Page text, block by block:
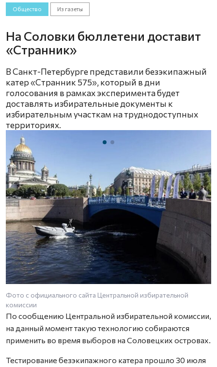
Общество Из газеты
На Соловки бюллетени доставит
«Странник»
В Санкт-Петербурге представили безэкипажный
катер «Странник 575», который в дни
голосования в рамках эксперимента будет
доставлять избирательные документы к
избирательным участкам на труднодоступных
территориях.
Фото с официального сайта Центральной избирательной
комиссии
По сообщению Центральной избирательной комиссии,
на данный момент такую технологию собираются
применить во время выборов на Соловецких островах.
Тестирование безэкипажного катера прошло 30 июля